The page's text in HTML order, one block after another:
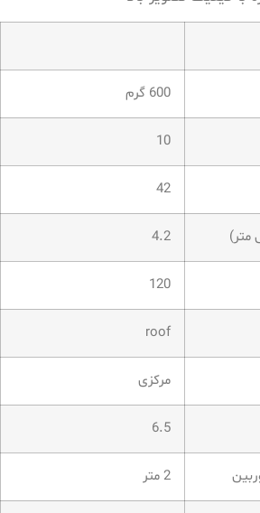
600 گرم
10
42
متر) 4.2
120
roof
مرکزی
6.5
2 متر